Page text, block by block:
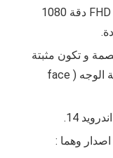
1080
و تكون مثبتة
تحت الشاشة كما يدعم خاصية الفتح ببصمة الوجه ( face